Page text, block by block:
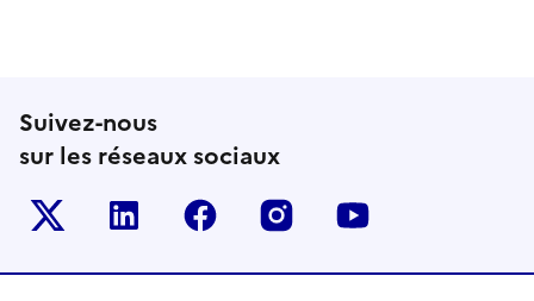
Suivez-nous
sur les réseaux sociaux
Le ministère sur Twitter
Le ministère sur LinkedIn
Le ministère sur Facebook
Le ministère sur